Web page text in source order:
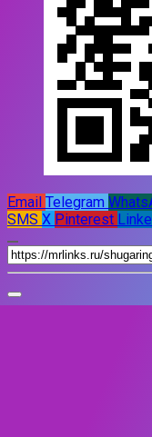
Email Telegram
SMS X Pinterest